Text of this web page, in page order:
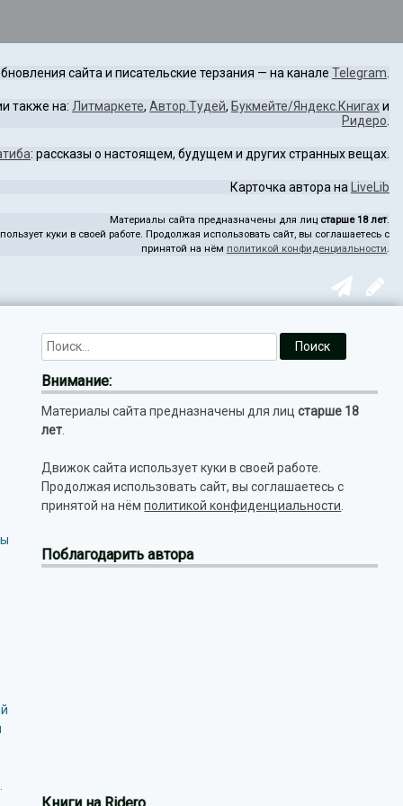
сайта и писательские терзания — на канале Telegram
также на: Литмаркете, Автор.Тудей, Букмейте/Яндекс.Книгахи
Ридеро
: рассказы о настоящем, будущем и других странных вещах.
Карточка автора на LiveLib
Материалы сайта предназначены для лиц старше 18 лет.
куки в своей работе. Продолжая использовать сайт, вы соглашаетесь с
принятой на нём политикой конфиденциальности.
Внимание:
Материалы сайта предназначены для лицстарше 18
лет
Движок сайта использует куки в своей работе.
Продолжая использовать сайт, вы соглашаетесь с
принятой на нёмполитикой конфиденциальности
Поблагодарить автора